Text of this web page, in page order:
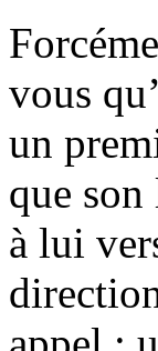
vous
un
que
à lui